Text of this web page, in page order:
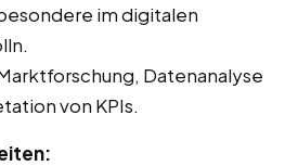
im digitalen
Datenanalyse
von KPIs.